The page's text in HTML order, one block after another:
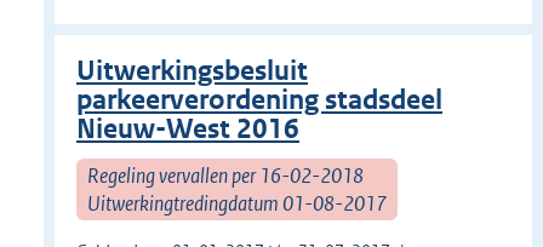
Uitwerkingsbesluit
parkeerverordening stadsdeel
Nieuw-West 2016
Regeling vervallen per 16-02-2018
Uitwerkingtredingdatum 01-08-2017